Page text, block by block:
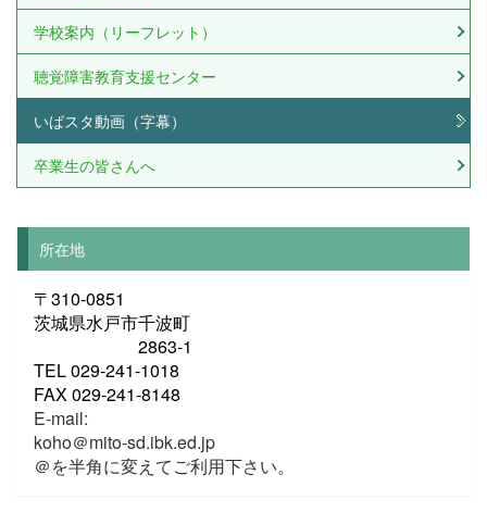
学校案内（リーフレット）
聴覚障害教育支援センター
いばスタ動画（字幕）
卒業生の皆さんへ
所在地
〒310-0851
茨城県水戸市千波町
2863-1
TEL 029-241-1018
FAX 029-241-8148
E-mail:
koho＠mito-sd.ibk.ed.jp
＠を半角に変えてご利用下さい。